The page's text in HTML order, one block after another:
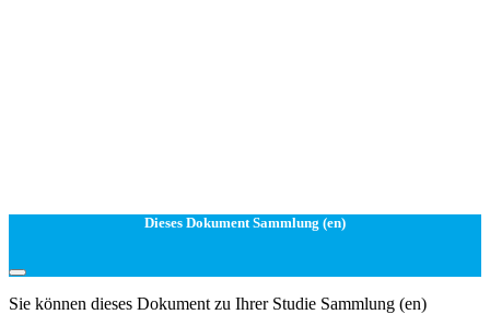
Dieses Dokument Sammlung (en)
Sie können dieses Dokument zu Ihrer Studie Sammlung (en)